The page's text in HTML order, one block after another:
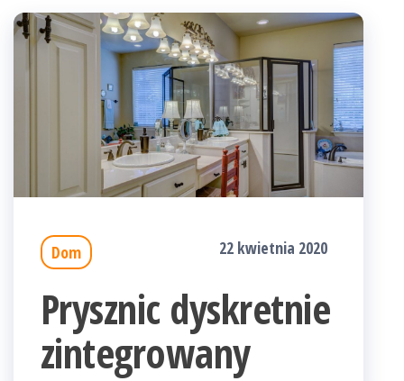
Dom 22 kwietnia 2020
Prysznic dyskretnie
zintegrowany